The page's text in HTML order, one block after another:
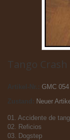
Tango
Artikel-Nr.:
GMC 054
Zustand:
Neuer
01. Accidente de
02. Reficios
03. Dogstep